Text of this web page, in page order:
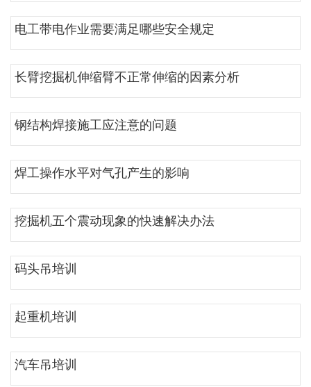
电工带电作业需要满足哪些安全规定
长臂挖掘机伸缩臂不正常伸缩的因素分析
钢结构焊接施工应注意的问题
焊工操作水平对气孔产生的影响
挖掘机五个震动现象的快速解决办法
码头吊培训
起重机培训
汽车吊培训